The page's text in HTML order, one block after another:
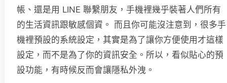
帳、還是用 LINE 聯繫朋友，手機裡幾乎裝著人們所有
的生活資訊跟敏感個資。 而且你可能沒注意到，很多手
機裡預設的系統設定，其實是為了讓你方便使用才這樣
設定，而不是為了你的資訊安全。所以，看似貼心的預
設功能，有時候反而會讓隱私外洩。